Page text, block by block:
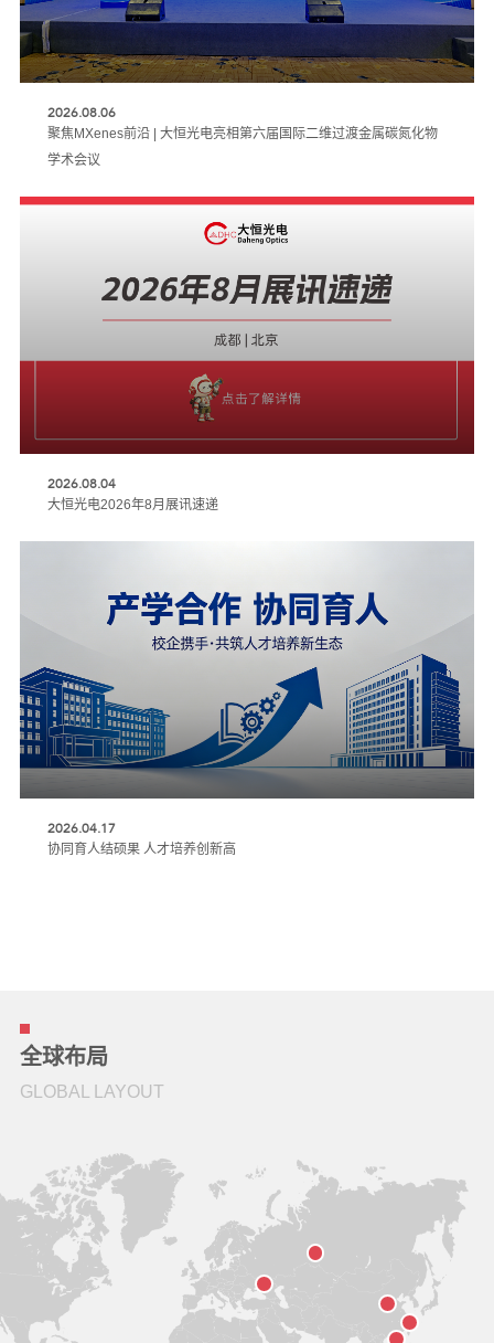
2026.08.06
聚焦MXenes前沿 | 大恒光电亮相第六届国际二维过渡金属碳氮化物
学术会议
2026.08.04
大恒光电2026年8月展讯速递
2026.04.17
协同育人结硕果 人才培养创新高
全球布局
GLOBAL LAYOUT